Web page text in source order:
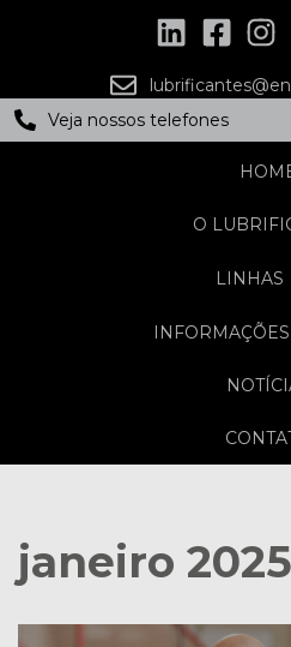
Veja nossos telefones
O
LINHAS
janeiro 2025